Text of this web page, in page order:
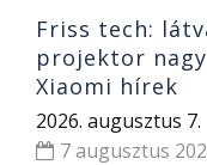
Friss tech:
projektor
Xiaomi hírek
2026. augusztus 7.
7 augusztus